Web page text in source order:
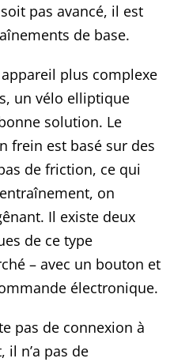
pas avancé, il est
de base.
plus complexe
un vélo elliptique
solution. Le
frein est basé sur des
de friction, ce qui
on
Il existe deux
de ce type
– avec un bouton et
électronique.
pas de connexion à
il n’a pas de